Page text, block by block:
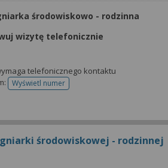
środowiskowo - rodzinna
wizytę telefonicznie
telefonicznego kontaktu
Wyświetl numertelefonu do rejestracji
środowiskowej - rodzinnej